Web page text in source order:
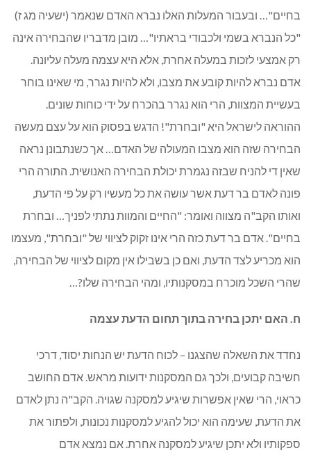
בחיים"… ובעבור המעלות האלו נברא האדם שנאמר (ישעיה מג ז)
"כל הנברא בשמי ולכבודי בראתיו"… מובן מדבריו שהבחירה אינה
רק אמצעי לזכות במעלה אחרת, אלא היא עצמה מעלה עליונה.
אדם נברא להיות קובע את מצבו, ולא להיות נגרר, מי שאינו בוחר
בעשיית המצוות, הרי הוא נגרר בהכרח על ידי כוחות שונים.
ההוראה לישראל היא "ובחרת"! הדגש בפסוק הוא על עצם מעשה
הבחירה שזה הוא מצבו המעולה של האדם… אך כשנתבונן נראה
שאין די להניח שבזה נגמרת יכולת הבחירה האנושית. התורה הרי
פונה לאדם בר דעת אשר עושה את כל מעשיו רק על פי הדעת,
ואותו הקב"ה מצווה ואומר: "החיים והמוות נתתי לפניך… ובחרת
בחיים". אדם בר דעת כזה הרי אינו זקוק לציווי של "ובחרת", מעצמו
הוא מכריע לצד הדעת, ואם כן בשבילו אין מקום לציווי של הבחירה,
שהרי השכל מוכרח במסקנותיו, ומהי הבחירה שלו?…
ח. האם יתכן בחירה בתוך תחום הדעת עצמה
נחדד את השאלה שהצגנו – לכוח הדעת יש הנחות יסוד, דרכי
חשיבה קבועים, ולכך גם המסקנות ידועות מראש. אדם החושב
כראוי, הרי שאין אפשרות שיגיע למסקנה שגויה. הקב"ה נתן לאדם
את הדעת, שעימה הוא יכול להגיע למסקנות נכונות, ולפתור את
ספקותיו ולא יתכן שיגיע למסקנה אחרת. אם נמצא אדם